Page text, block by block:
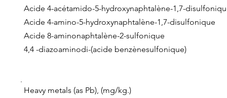
Acide 4-acétamido-5-hydroxynaphtalène-1,7-
Acide 4-amino-5-hydroxynaphtalène-1,7-disulfonique
Acide 8-aminonaphtalène-2-sulfonique
4,4 -diazoaminodi-(acide benzènesulfonique)
Heavy metals (as Pb), (mg/kg.)